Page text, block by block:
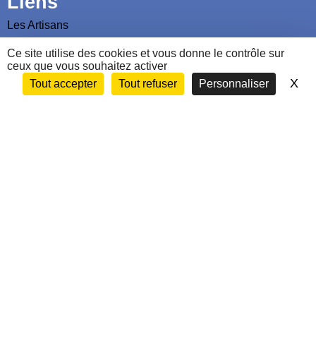
Ce site utilise des cookies et vous donne le contrôle sur
ceux que vous souhaitez activer
Tout accepter
Tout refuser Personnaliser X
Les Artisans
Les Ergothérapeutes
Nous contacter